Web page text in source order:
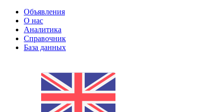
Объявления
О нас
Аналитика
Справочник
База данных